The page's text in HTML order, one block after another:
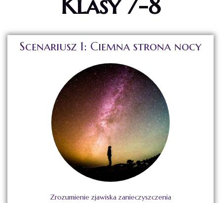
Scenariusz 1: Ciemna strona nocy
Zrozumienie zjawiska zanieczyszczenia